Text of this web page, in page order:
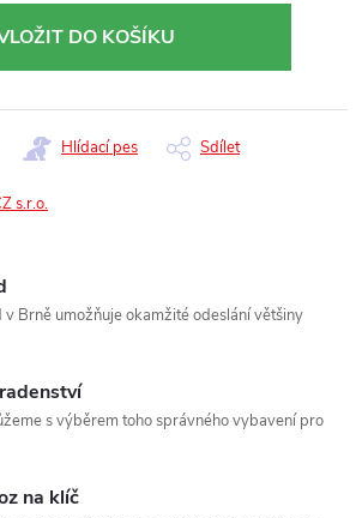
DO KOŠÍKU
Hlídací pes Sdílet
s.r.o.
v Brně umožňuje okamžité odeslání většiny
s výběrem toho správného vybavení pro
na klíč